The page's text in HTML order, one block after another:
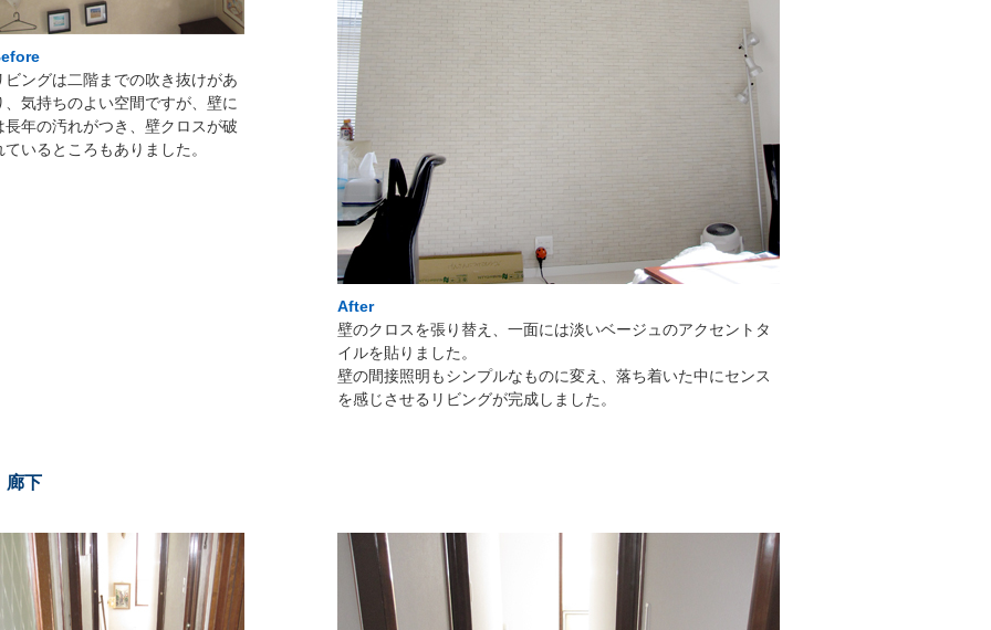
ビングは二階までの吹き抜けがあ
、気持ちのよい空間ですが、壁に
長年の汚れがつき、壁クロスが破
ているところもありました。
After
壁のクロスを張り替え、一面には淡いベージュのアクセントタ
イルを貼りました。
壁の間接照明もシンプルなものに変え、落ち着いた中にセンス
を感じさせるリビングが完成しました。
廊下